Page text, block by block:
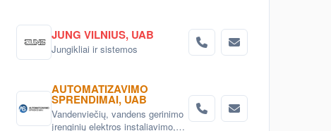
susitraukiančios izoliacinės
medžiagos, Kabelių/laidų
tvirtinimo ir markiravimo
apšvietimas ir aliuminio profiliai,
Elektros instaliacijos sprendimai
ir gaminiai
JUNG VILNIUS, UAB
Jungikliai ir sistemos
AUTOMATIZAVIMO
SPRENDIMAI, UAB
Vandenviečių, vandens gerinimo
įrenginių elektros instaliavimo,